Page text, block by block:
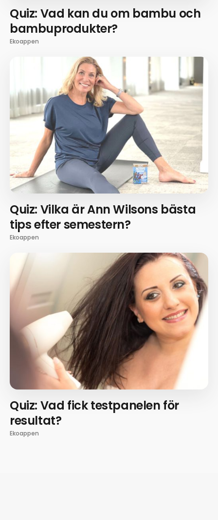
Quiz: Vad kan du om bambu och
bambuprodukter?
Ekoappen
Quiz: Vilka är Ann Wilsons bästa
tips efter semestern?
Ekoappen
Quiz: Vad fick testpanelen för
resultat?
Ekoappen